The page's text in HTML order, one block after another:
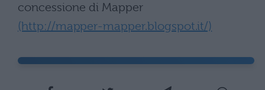
concessione di Mapper
(http://mapper-mapper.blogspot.it/)